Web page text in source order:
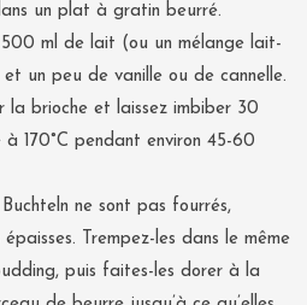
un plat à gratin beurré.
ml de lait (ou un mélange lait-
un peu de vanille ou de cannelle.
la brioche et laissez imbiber 30
170°C pendant environ 45-60
Buchteln ne sont pas fourrés,
Trempez-les dans le même
puis faites-les dorer à la